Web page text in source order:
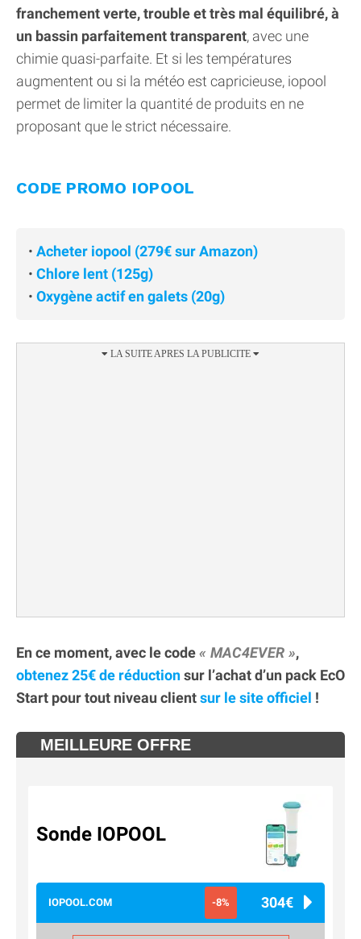
franchement verte, trouble et très mal équilibré, à
un bassin parfaitement transparent, avec une
chimie quasi-parfaite. Et si les températures
augmentent ou si la météo est capricieuse, iopool
permet de limiter la quantité de produits en ne
proposant que le strict nécessaire.
CODE PROMO IOPOOL
• Acheter iopool (279€ sur Amazon)
• Chlore lent (125g)
• Oxygène actif en galets (20g)
En ce moment, avec le code MAC4EVER
,
obtenez 25€ de réductionsur l’achat d’un pack EcO
Start pour tout niveau clientsur le site officiel !
MEILLEURE OFFRE
Sonde IOPOOL
IOPOOL.COM -8% 304€